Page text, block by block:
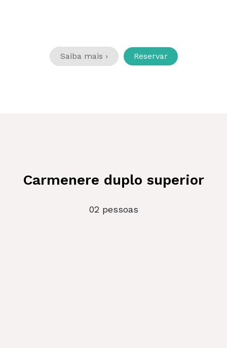
Saiba mais › Reservar
Carmenere duplo superior
02 pessoas